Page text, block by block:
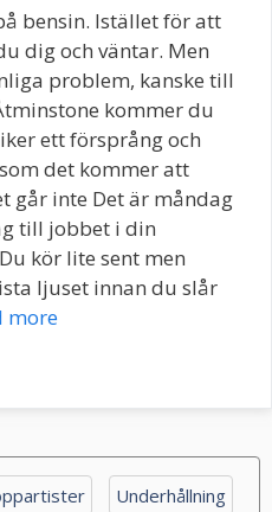
bensin. Istället för att
dig och väntar. Men
problem, kanske till
kommer du
ett försprång och
det kommer att
går inte Det är måndag
till jobbet i din
kör lite sent men
ljuset innan du slår
more
Underhållning